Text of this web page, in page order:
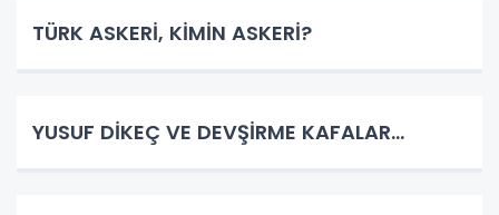
TÜRK ASKERİ, KİMİN ASKERİ?
YUSUF DİKEÇ VE DEVŞİRME KAFALAR…